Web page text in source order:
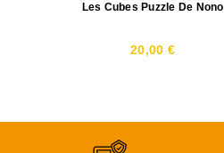
Les Cubes Puzzle De Nono
20,00 €